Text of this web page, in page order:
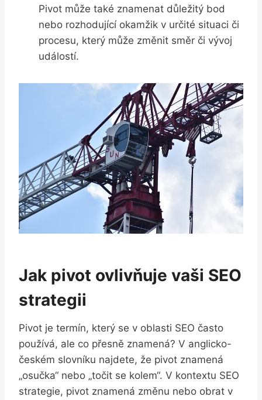
Pivot může také znamenat důležitý bod
nebo rozhodující okamžik v určité situaci či
procesu, který může změnit směr či vývoj
událostí.
Jak pivot ovlivňuje vaši SEO
strategii
Pivot je termín, který se v oblasti SEO často
používá, ale co přesně znamená? V anglicko-
českém slovníku najdete, že pivot znamená
„osučka“ nebo „točit se kolem“. V kontextu SEO
strategie, pivot znamená změnu nebo obrat v